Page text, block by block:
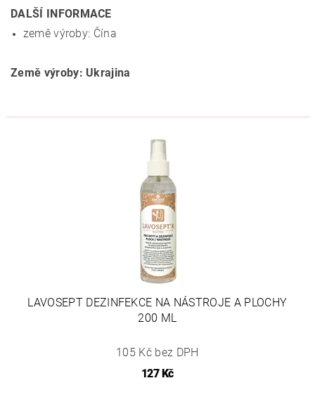
DALŠÍ INFORMACE
země výroby: Čína
Země výroby: Ukrajina
LAVOSEPT DEZINFEKCE NA NÁSTROJE A PLOCHY
200 ML
105 Kč bez DPH
127 Kč